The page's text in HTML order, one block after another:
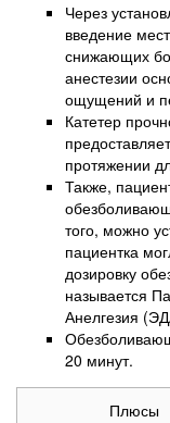
Через
введение
снижающих
анестезии
ощущений и
Катетер
протяжении
Также,
того, можно
пациентка
дозировку
называется
Анелгезия
20 минут.
Плюсы